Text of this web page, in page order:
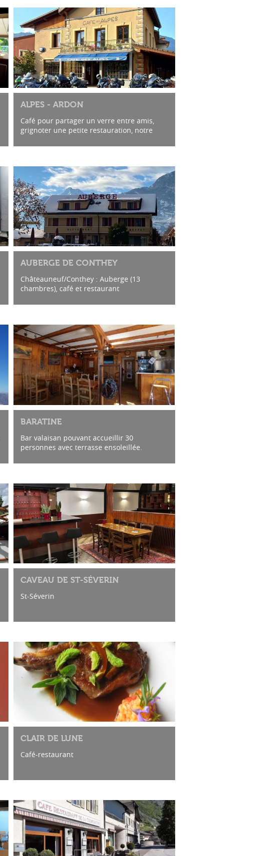
ALPES - ARDON
Café pour partager un verre entre amis,
grignoter une petite restauration, notre
AUBERGE DE CONTHEY
Châteauneuf/Conthey : Auberge (13
chambres), café et restaurant
Horaires : du mardi au vendredi 8h00 -
BARATINE
Bar valaisan pouvant accueillir 30
personnes avec terrasse ensoleillée.
CAVEAU DE ST-SÉVERIN
St-Séverin
CLAIR DE LUNE
Café-restaurant